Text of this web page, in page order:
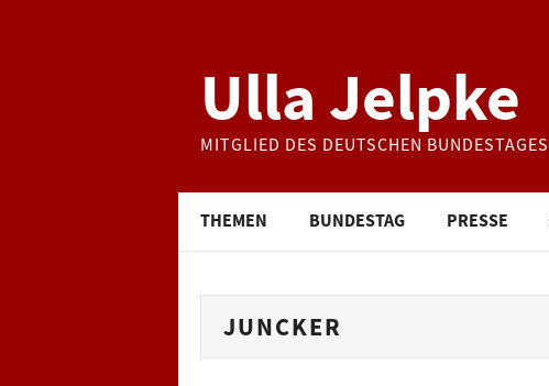
Ulla Jelpke
MITGLIED DES DEUTSCHEN BUNDESTAGES
THEMEN BUNDESTAG PRESSE
JUNCKER